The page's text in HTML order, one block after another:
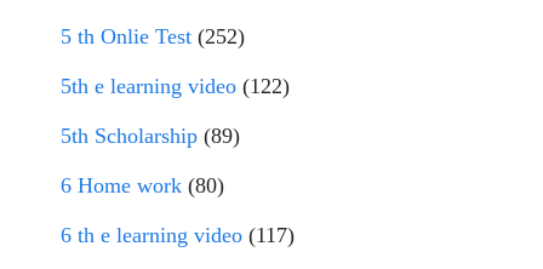
5 th Onlie Test (252)
5th e learning video (122)
5th Scholarship (89)
6 Home work (80)
6 th e learning video (117)